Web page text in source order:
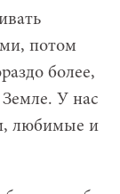
потом
более,
У нас
любимые и